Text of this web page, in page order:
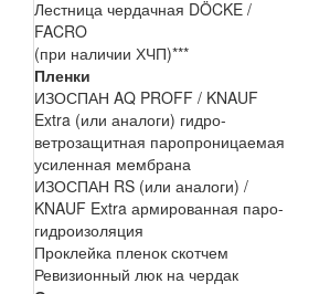
Лестница чердачная DÖCKE /
FACRO
(при наличии ХЧП)***
Пленки
ИЗОСПАН AQ PROFF / KNAUF
Extra (или аналоги) гидро-
ветрозащитная паропроницаемая
усиленная мембрана
ИЗОСПАН RS (или аналоги) /
KNAUF Extra армированная паро-
гидроизоляция
Проклейка пленок скотчем
Ревизионный люк на чердак